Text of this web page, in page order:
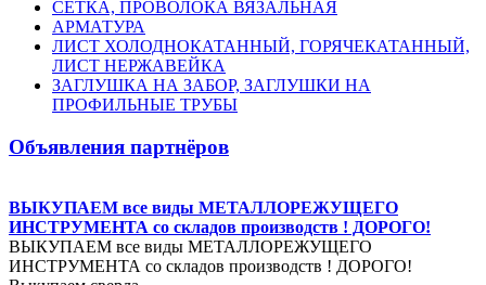
СЕТКА, ПРОВОЛОКА ВЯЗАЛЬНАЯ
АРМАТУРА
ЛИСТ ХОЛОДНОКАТАННЫЙ, ГОРЯЧЕКАТАННЫЙ,
ЛИСТ НЕРЖАВЕЙКА
ЗАГЛУШКА НА ЗАБОР, ЗАГЛУШКИ НА
ПРОФИЛЬНЫЕ ТРУБЫ
Объявления партнёров
ВЫКУПАЕМ все виды МЕТАЛЛОРЕЖУЩЕГО
ИНСТРУМЕНТА со складов производств ! ДОРОГО!
ВЫКУПАЕМ все виды МЕТАЛЛОРЕЖУЩЕГО
ИНСТРУМЕНТА со складов производств ! ДОРОГО!